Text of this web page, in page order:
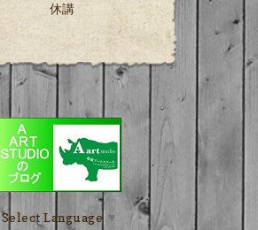
休講
Select Language ▼